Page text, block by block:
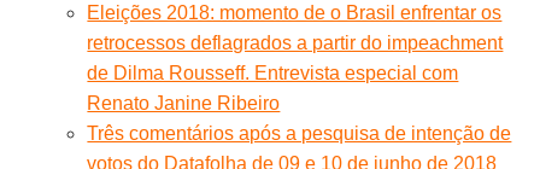
Eleições 2018: momento de o Brasil enfrentar os
retrocessos deflagrados a partir do impeachment
de Dilma Rousseff. Entrevista especial com
Renato Janine Ribeiro
Três comentários após a pesquisa de intenção de
votos do Datafolha de 09 e 10 de junho de 2018